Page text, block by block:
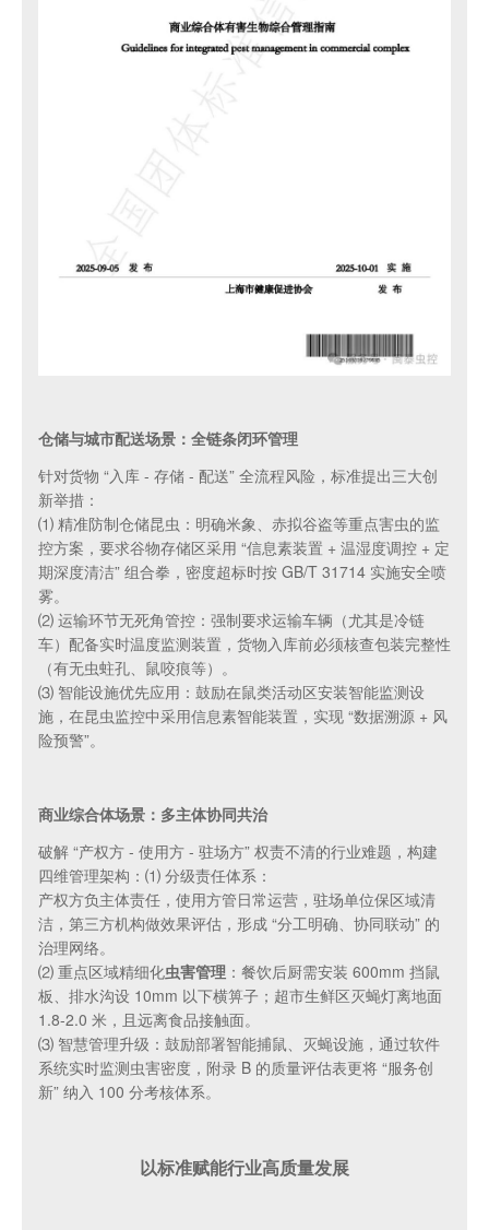
仓储与城市配送场景：全链条闭环管理
针对货物 “入库 - 存储 - 配送” 全流程风险，标准提出三大创
新举措：
⑴ 精准防制仓储昆虫：明确米象、赤拟谷盗等重点害虫的监
控方案，要求谷物存储区采用 “信息素装置 + 温湿度调控 + 定
期深度清洁” 组合拳，密度超标时按 GB/T 31714 实施安全喷
雾。
⑵ 运输环节无死角管控：强制要求运输车辆（尤其是冷链
车）配备实时温度监测装置，货物入库前必须核查包装完整性
（有无虫蛀孔、鼠咬痕等）。
⑶ 智能设施优先应用：鼓励在鼠类活动区安装智能监测设
施，在昆虫监控中采用信息素智能装置，实现 “数据溯源 + 风
险预警”。
商业综合体场景：多主体协同共治
破解 “产权方 - 使用方 - 驻场方” 权责不清的行业难题，构建
四维管理架构：⑴ 分级责任体系：
产权方负主体责任，使用方管日常运营，驻场单位保区域清
洁，第三方机构做效果评估，形成 “分工明确、协同联动” 的
治理网络。
⑵ 重点区域精细化虫害管理 ：餐饮后厨需安装 600mm 挡鼠
板、排水沟设 10mm 以下横箅子；超市生鲜区灭蝇灯离地面
1.8-2.0 米，且远离食品接触面。
⑶ 智慧管理升级：鼓励部署智能捕鼠、灭蝇设施，通过软件
系统实时监测虫害密度，附录 B 的质量评估表更将 “服务创
新” 纳入 100 分考核体系。
以标准赋能行业高质量发展